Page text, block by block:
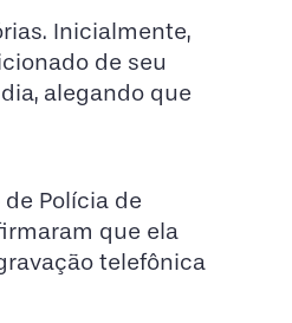
Inicialmente,
de seu
alegando que
Polícia de
que ela
telefônica